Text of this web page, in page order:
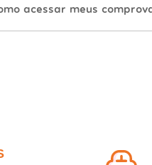
acessar meus